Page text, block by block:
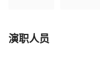
演职人员